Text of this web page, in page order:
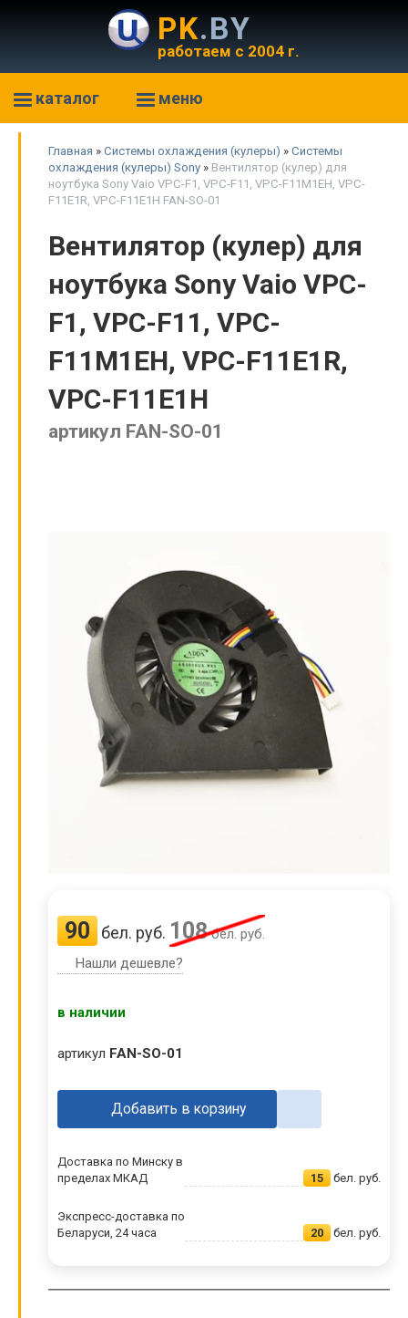
PK.BY
работаем с 2004 г.
каталог меню
Главная » Системы охлаждения (кулеры) » Системы
охлаждения (кулеры) Sony » Вентилятор (кулер) для
ноутбука Sony Vaio VPC-F1, VPC-F11, VPC-F11M1EH, VPC-
F11E1R, VPC-F11E1H FAN-SO-01
Вентилятор (кулер) для
ноутбука Sony Vaio VPC-
F1, VPC-F11, VPC-
F11M1EH, VPC-F11E1R,
VPC-F11E1H
артикул FAN-SO-01
90 бел. руб. 108бел. руб.
Нашли дешевле?
в наличии
артикул FAN-SO-01
Добавить в корзину
Доставка по Минску в
пределах МКАД
15 бел. руб.
Экспресс-доставка по
Беларуси, 24 часа
20 бел. руб.